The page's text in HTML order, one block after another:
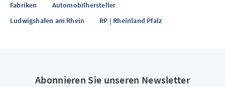
Fabriken
Automobilhersteller
Ludwigshafen am Rhein
RP | Rheinland Pfalz
Abonnieren Sie unseren Newsletter